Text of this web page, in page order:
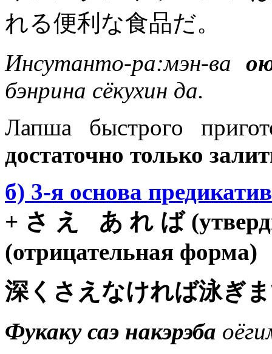
れる便利な食品だ。
Инсутанто-ра:мэн-ва
бэнрина сёкухин да.
Лапша быстрого
достаточно только
б) 3-я основа
+さえ あれば
(отрицательная форма)
深くさえなければ泳ぎ
Фукаку саэ накэрэба